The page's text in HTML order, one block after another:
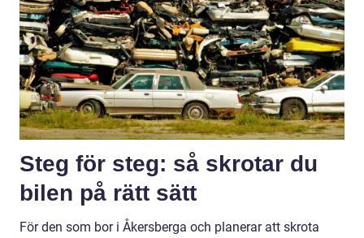
Steg för steg: så skrotar du
bilen på rätt sätt
För den som bor i Åkersberga och planerar att skrota